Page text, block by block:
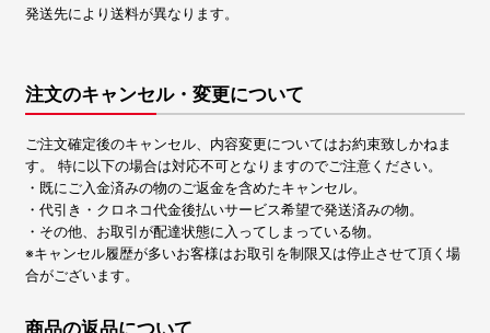
発送先により送料が異なります。
注文のキャンセル・変更について
ご注文確定後のキャンセル、内容変更についてはお約束致しかねま
す。 特に以下の場合は対応不可となりますのでご注意ください。
・既にご入金済みの物のご返金を含めたキャンセル。
・代引き・クロネコ代金後払いサービス希望で発送済みの物。
・その他、お取引が配達状態に入ってしまっている物。
※キャンセル履歴が多いお客様はお取引を制限又は停止させて頂く場
合がございます。
商品の返品について